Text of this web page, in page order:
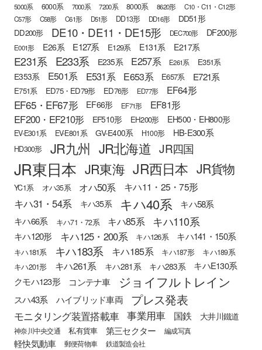
5000系 6000系 7000系 7200系 8000系 8620形
C10・C11・C12形
C57形
C58形 C61形 D51形 DD13形 DD16形 DD51形
DD200形 DE10・DE11・DE15形 DEC700形 DF200形
E001形 E26系 E127系 E129系 E131系 E217系
E231系 E233系 E235系 E257系 E261系 E351系
E353系 E501系 E531系 E653系 E657系 E721系
E751系 ED75・ED79形 ED76形 ED77形 EF64形
EF65・EF67形 EF66形 EF71形
EF81形
EF200・EF210形
EF510形 EH200形 EH500・EH800形
EV-E301系 EV-E801系 GV-E400系 H100形 HB-E300系
HD300形 JR九州 JR北海道 JR四国
JR東日本 JR東海 JR西日本 JR貨物
YC1系 オハ35系 オハ50系 キハ11・25・75形
キハ31・54系 キハ35系 キハ40系 キハ58系
キハ66系 キハ71・72系 キハ85系 キハ110系
キハ120形 キハ125・200系 キハ126系 キハ141・150系
キハ181系 キハ183系 キハ185系 キハ187形
キハ189系
キハ201形
キハ261系 キハ281系 キハ283系
キハE130系
クモハ123形
コンテナ車 ジョイフルトレイン
スハ43系 ハイブリッド車両 プレス発表
モニタリング装置搭載車 事業用車 国鉄 大井川鐵道
神奈川中央交通 私有貨車 第三セクター 編成写真
軽快気動車 郵便荷物車 鉄道製造会社